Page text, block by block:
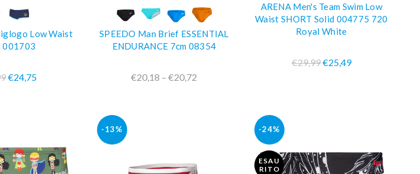
SUBITO
Low Waist
001703
€24,75
COMPRA SUBITO
SPEEDO Man Brief ESSENTIAL
ENDURANCE 7cm 08354
€20,18 – €20,72
COMPRA SUBITO
ARENA Men's Team Swim Low
Waist SHORT Solid 004775 720
Royal White
€29,99€25,49
-13% -24%
ESAU
RITO